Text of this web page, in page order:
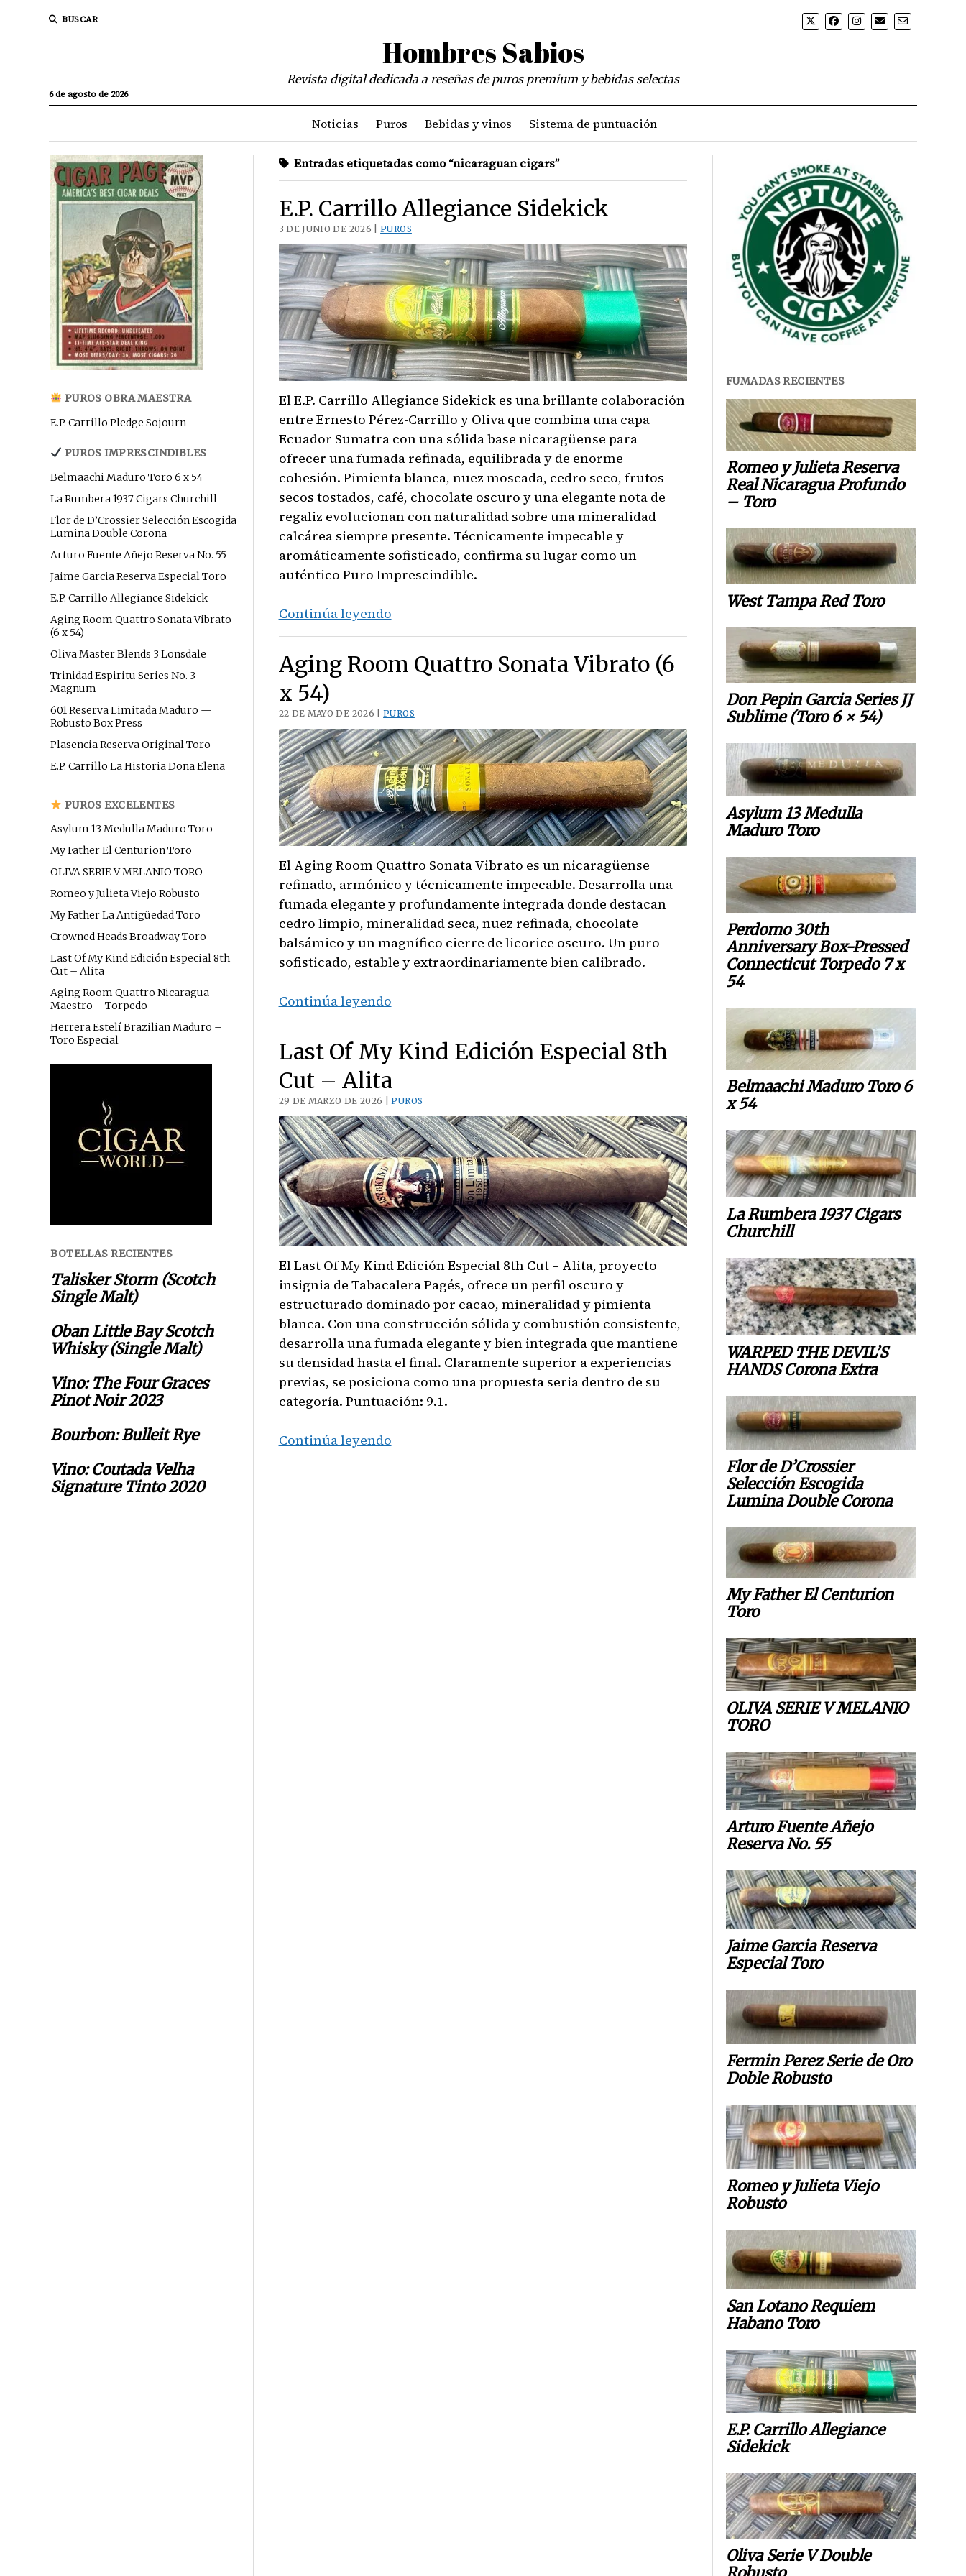
BUSCAR
Hombres Sabios
6 de agosto de 2026
Revista digital dedicada a reseñas de puros premium y bebidas selectas
Noticias Puros Bebidas y vinos Sistema de puntuación
PUROS OBRA MAESTRA
E.P. Carrillo Pledge Sojourn
PUROS IMPRESCINDIBLES
Belmaachi Maduro Toro 6 x 54
La Rumbera 1937 Cigars Churchill
Flor de D’Crossier Selección Escogida
Lumina Double Corona
Arturo Fuente Añejo Reserva No. 55
Jaime Garcia Reserva Especial Toro
E.P. Carrillo Allegiance Sidekick
Aging Room Quattro Sonata Vibrato
(6 x 54)
Oliva Master Blends 3 Lonsdale
Trinidad Espiritu Series No. 3
Magnum
601 Reserva Limitada Maduro —
Robusto Box Press
Plasencia Reserva Original Toro
E.P. Carrillo La Historia Doña Elena
PUROS EXCELENTES
Asylum 13 Medulla Maduro Toro
My Father El Centurion Toro
OLIVA SERIE V MELANIO TORO
Romeo y Julieta Viejo Robusto
My Father La Antigüedad Toro
Crowned Heads Broadway Toro
Last Of My Kind Edición Especial 8th
Cut – Alita
Aging Room Quattro Nicaragua
Maestro – Torpedo
Herrera Estelí Brazilian Maduro –
Toro Especial
BOTELLAS RECIENTES
Talisker Storm (Scotch
Single Malt)
Oban Little Bay Scotch
Whisky (Single Malt)
Vino: The Four Graces
Pinot Noir 2023
Bourbon: Bulleit Rye
Vino: Coutada Velha
Signature Tinto 2020
Entradas etiquetadas como “nicaraguan cigars”
E.P. Carrillo Allegiance Sidekick
3 DE JUNIO DE 2026 |PUROS
El E.P. Carrillo Allegiance Sidekick es una brillante colaboración
entre Ernesto Pérez-Carrillo y Oliva que combina una capa
Ecuador Sumatra con una sólida base nicaragüense para
ofrecer una fumada refinada, equilibrada y de enorme
cohesión. Pimienta blanca, nuez moscada, cedro seco, frutos
secos tostados, café, chocolate oscuro y una elegante nota de
regaliz evolucionan con naturalidad sobre una mineralidad
calcárea siempre presente. Técnicamente impecable y
aromáticamente sofisticado, confirma su lugar como un
auténtico Puro Imprescindible.
Continúa leyendoE.P.
Carrillo
Allegiance
Sidekick
Aging Room Quattro Sonata Vibrato (6
x 54)
22 DE MAYO DE 2026 |PUROS
El Aging Room Quattro Sonata Vibrato es un nicaragüense
refinado, armónico y técnicamente impecable. Desarrolla una
fumada elegante y profundamente integrada donde destacan
cedro limpio, mineralidad seca, nuez refinada, chocolate
balsámico y un magnífico cierre de licorice oscuro. Un puro
sofisticado, estable y extraordinariamente bien calibrado.
Continúa leyendoAging
Room
Quattro
Sonata
Vibrato
(6
x
54)
Last Of My Kind Edición Especial 8th
Cut – Alita
29 DE MARZO DE 2026 |PUROS
El Last Of My Kind Edición Especial 8th Cut – Alita, proyecto
insignia de Tabacalera Pagés, ofrece un perfil oscuro y
estructurado dominado por cacao, mineralidad y pimienta
blanca. Con una construcción sólida y combustión consistente,
desarrolla una fumada elegante y bien integrada que mantiene
su densidad hasta el final. Claramente superior a experiencias
previas, se posiciona como una propuesta seria dentro de su
categoría. Puntuación: 9.1.
Continúa leyendoLast
FUMADAS RECIENTES
Romeo y Julieta Reserva
Real Nicaragua Profundo
– Toro
West Tampa Red Toro
Don Pepin Garcia Series JJ
Sublime (Toro 6 × 54)
Asylum 13 Medulla
Maduro Toro
Perdomo 30th
Anniversary Box-Pressed
Connecticut Torpedo 7 x
54
Belmaachi Maduro Toro 6
x 54
La Rumbera 1937 Cigars
Churchill
WARPED THE DEVIL’S
HANDS Corona Extra
Flor de D’Crossier
Selección Escogida
Lumina Double Corona
My Father El Centurion
Toro
OLIVA SERIE V MELANIO
TORO
Arturo Fuente Añejo
Reserva No. 55
Jaime Garcia Reserva
Especial Toro
Fermin Perez Serie de Oro
Doble Robusto
Romeo y Julieta Viejo
Robusto
San Lotano Requiem
Habano Toro
E.P. Carrillo Allegiance
Sidekick
Oliva Serie V Double